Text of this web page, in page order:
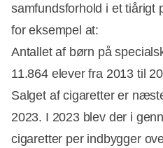
samfundsforhold i et tiårigt
for eksempel at:
Antallet af børn på
11.864 elever fra 2013 til
Salget af cigaretter er
2023. I 2023 blev der i
cigaretter per indbygger